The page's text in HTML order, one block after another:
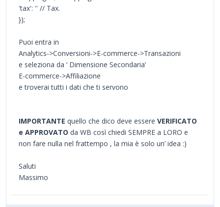
'tax': '' // Tax.
});
Puoi entra in
Analytics->Conversioni->E-commerce->Transazioni
e seleziona da ‘ Dimensione Secondaria’
E-commerce->Affiliazione
e troverai tutti i dati che ti servono
IMPORTANTE quello che dico deve essere VERIFICATO
e APPROVATO da WB così chiedi SEMPRE a LORO e
non fare nulla nel frattempo , la mia è solo un’ idea :)
Saluti
Massimo